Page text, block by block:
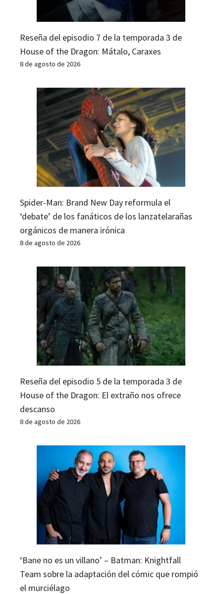
Reseña del episodio 7 de la temporada 3 de
House of the Dragon: Mátalo, Caraxes
8 de agosto de 2026
Spider-Man: Brand New Day reformula el
‘debate’ de los fanáticos de los lanzatelarañas
orgánicos de manera irónica
8 de agosto de 2026
Reseña del episodio 5 de la temporada 3 de
House of the Dragon: El extraño nos ofrece
descanso
8 de agosto de 2026
‘Bane no es un villano’ – Batman: Knightfall
Team sobre la adaptación del cómic que rompió
el murciélago